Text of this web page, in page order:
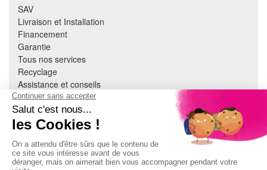
SAV
Livraison et Installation
Financement
Garantie
Tous nos services
Recyclage
Assistance et conseils
Cuisine équipée
Literie
Nous contacter
À PROPOS